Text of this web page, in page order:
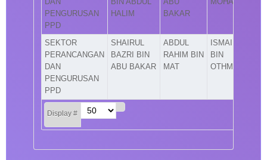
Display #
PENGURUSAN
PPD
HALIM
BAKAR
SEKTOR
PERANCANGAN
DAN
PENGURUSAN
PPD
SHAIRUL
BAZRI BIN
ABU BAKAR
ABDUL
RAHIM BIN
MAT
ISMAIL
BIN
OTHMAN